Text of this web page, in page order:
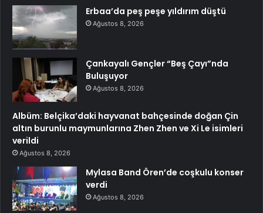
Erbaa’da peş peşe yıldırım düştü
Ağustos 8, 2026
Çankayalı Gençler “Beş Çayı”nda
Buluşuyor
Ağustos 8, 2026
Albüm: Belçika’daki hayvanat bahçesinde doğan Çin
altın burunlu maymunlarına Zhen Zhen ve Xi Le isimleri
verildi
Ağustos 8, 2026
Mylasa Band Ören’de coşkulu konser
verdi
Ağustos 8, 2026